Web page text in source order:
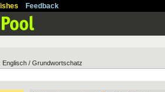
Feedback
/ Grundwortschatz